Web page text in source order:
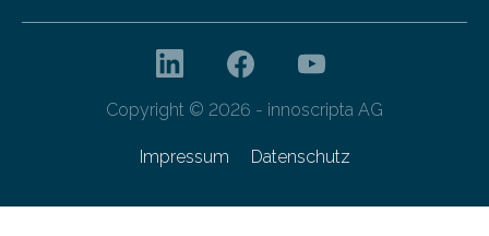
Copyright © 2026 - innoscripta AG
Impressum Datenschutz